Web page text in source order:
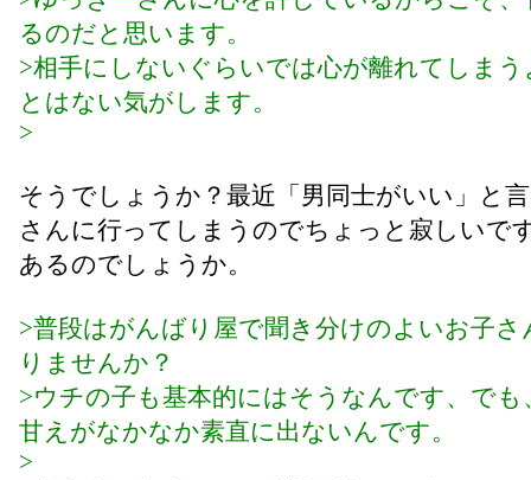
るのだと思います。
>相手にしないぐらいでは心が離れてしま
とはない気がします。
>
そうでしょうか？最近「男同士がいい」と
さんに行ってしまうのでちょっと寂しいで
あるのでしょうか。
>普段はがんばり屋で聞き分けのよいお子さ
りませんか？
>ウチの子も基本的にはそうなんです、でも
甘えがなかなか素直に出ないんです。
>